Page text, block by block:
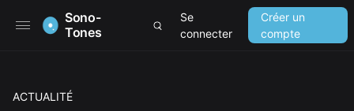
Sono-
Tones
Se
connecter
Créer un
compte
ACTUALITÉ